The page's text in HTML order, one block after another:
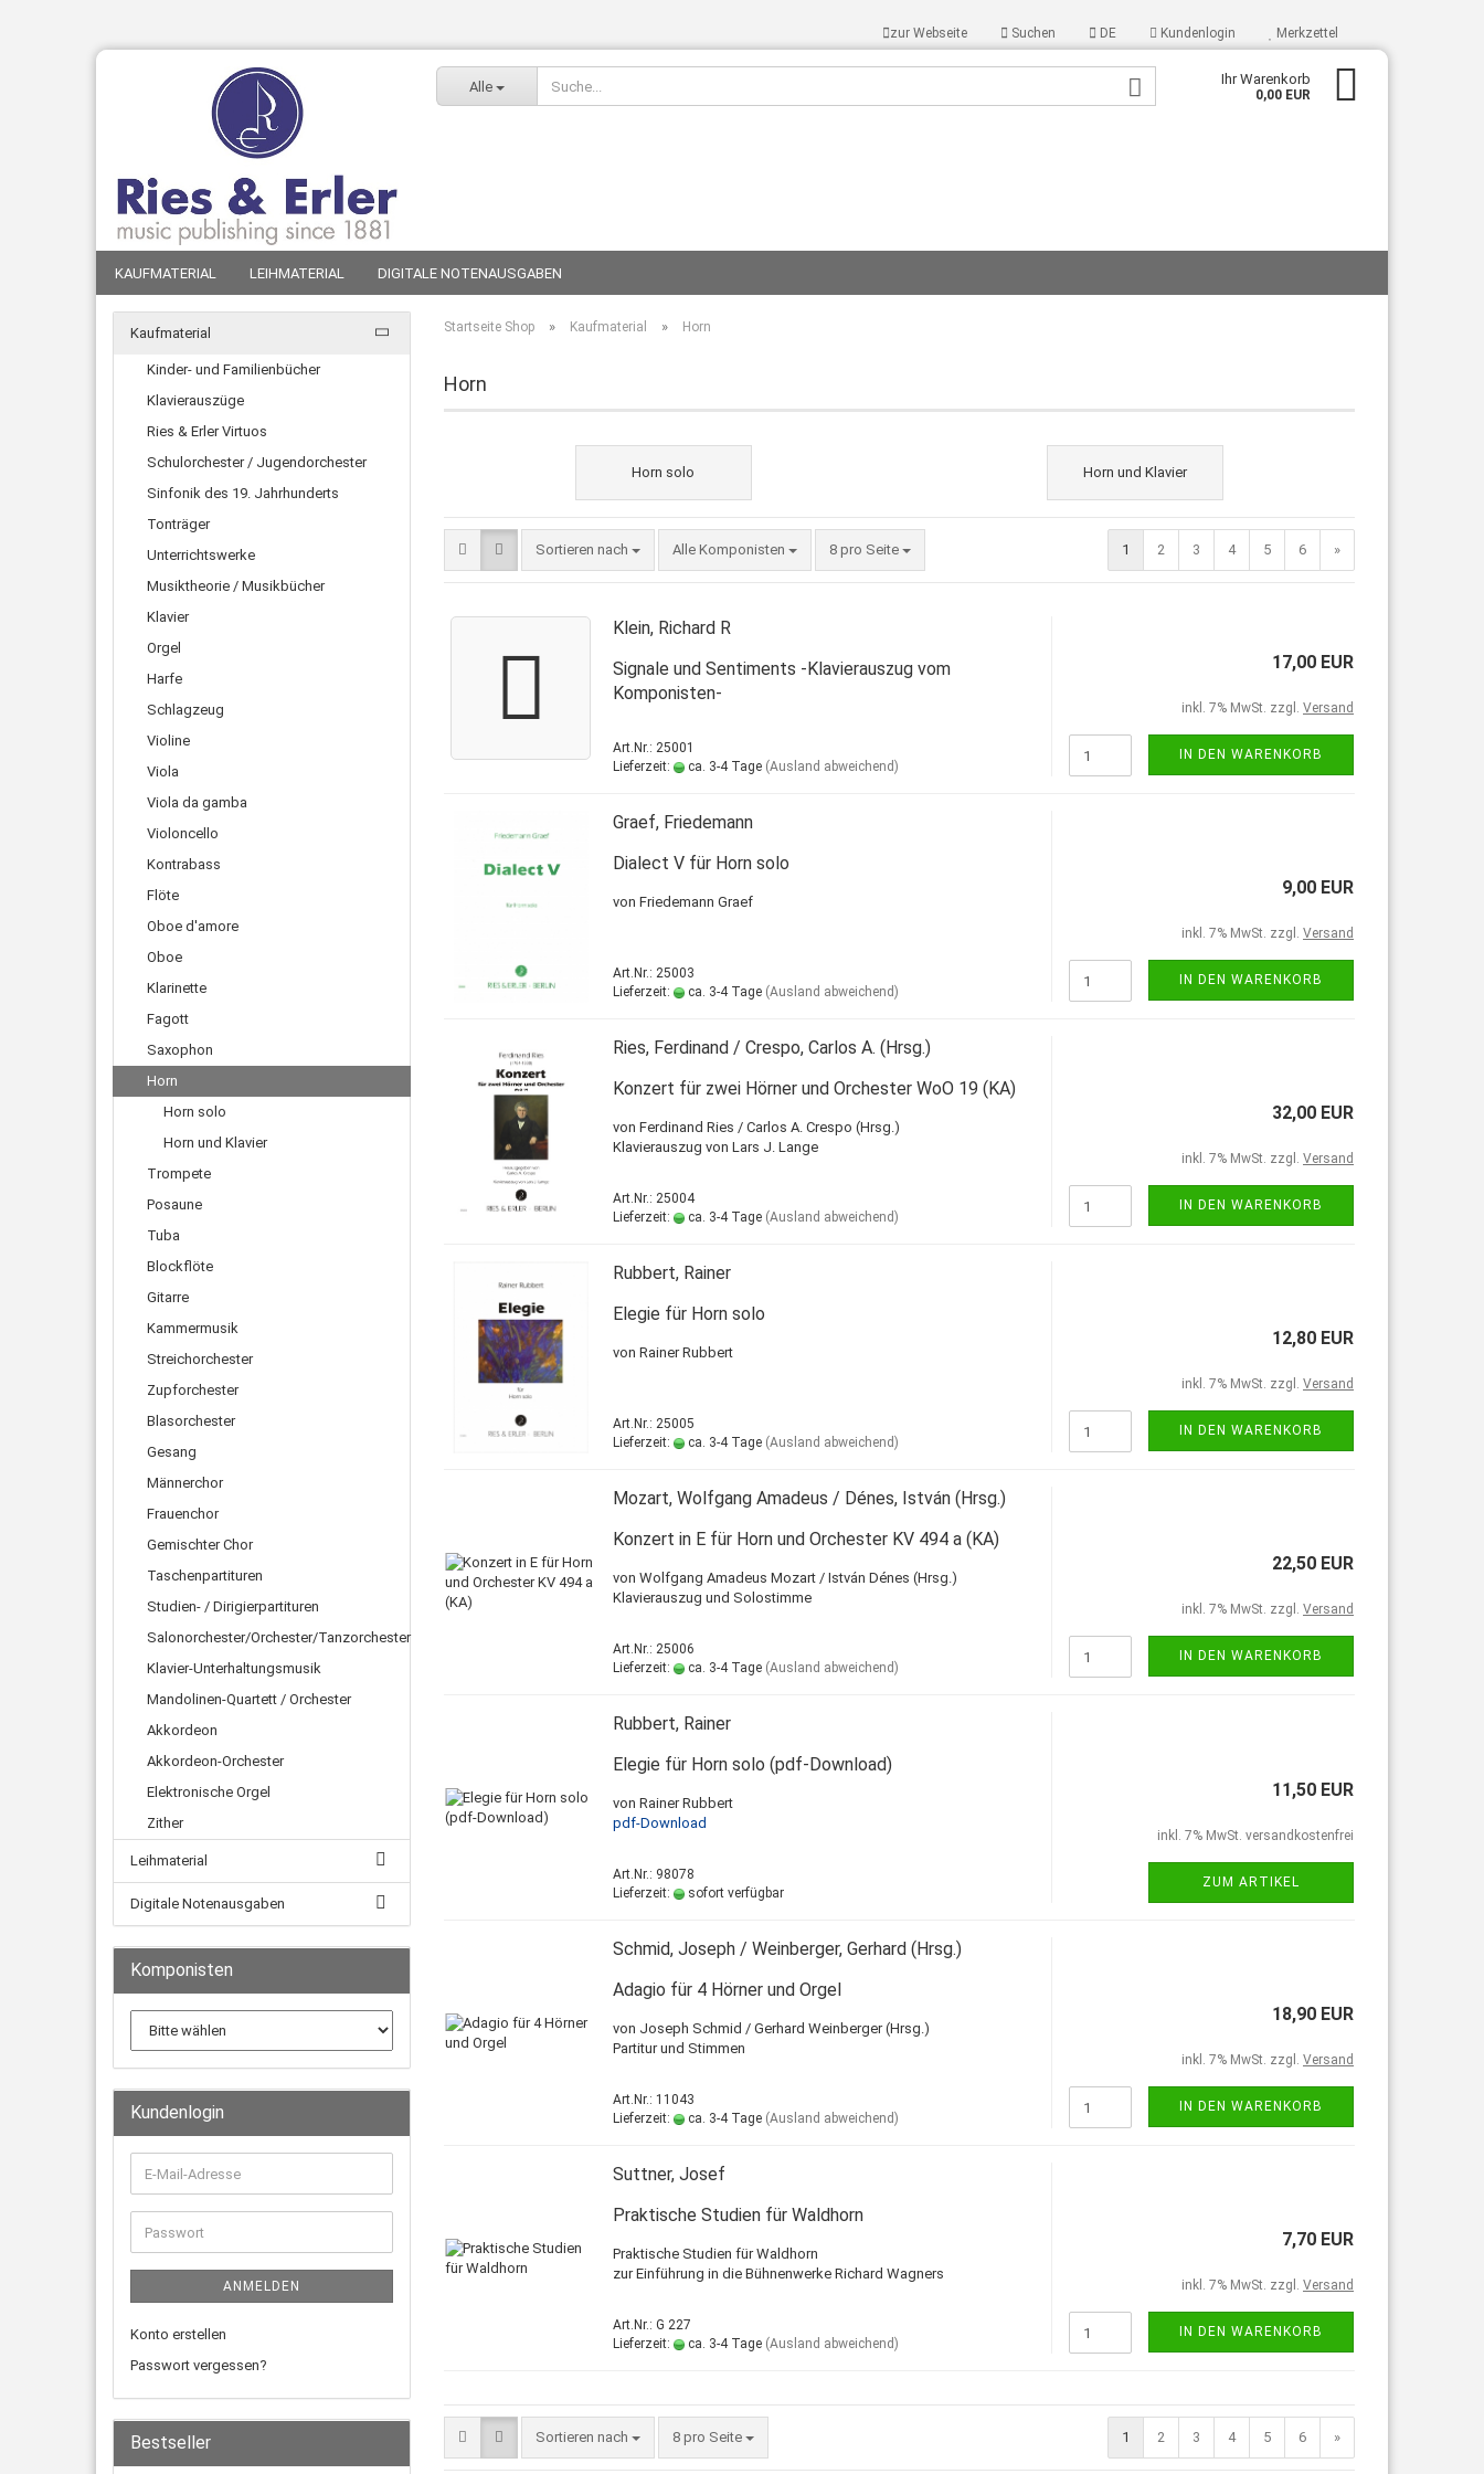
zur Webseite Suchen DE Kundenlogin Merkzettel
Alle Ihr Warenkorb
0,00 EUR
KAUFMATERIAL LEIHMATERIAL DIGITALE NOTENAUSGABEN
Startseite Shop » Kaufmaterial » Horn
Horn
Horn solo Horn und Klavier
Sortieren nach Alle Komponisten 8 pro Seite 1 2 3 4 5 6 »
Klein, Richard R
Signale und Sentiments -Klavierauszug vom
Komponisten-
Art.Nr.: 25001
Lieferzeit:
ca. 3-4 Tage (Ausland abweichend)
17,00 EUR
inkl. 7% MwSt. zzgl. Versand
IN DEN WARENKORB
Graef, Friedemann
Dialect V für Horn solo
von Friedemann Graef
Art.Nr.: 25003
Lieferzeit:
ca. 3-4 Tage (Ausland abweichend)
9,00 EUR
inkl. 7% MwSt. zzgl. Versand
IN DEN WARENKORB
Ries, Ferdinand / Crespo, Carlos A. (Hrsg.)
Konzert für zwei Hörner und Orchester WoO 19 (KA)
von Ferdinand Ries / Carlos A. Crespo (Hrsg.)
Klavierauszug von Lars J. Lange
Art.Nr.: 25004
Lieferzeit:
ca. 3-4 Tage (Ausland abweichend)
32,00 EUR
inkl. 7% MwSt. zzgl. Versand
IN DEN WARENKORB
Rubbert, Rainer
Elegie für Horn solo
​von Rainer Rubbert
Art.Nr.: 25005
Lieferzeit:
ca. 3-4 Tage (Ausland abweichend)
12,80 EUR
inkl. 7% MwSt. zzgl. Versand
IN DEN WARENKORB
Mozart, Wolfgang Amadeus / Dénes, István (Hrsg.)
Konzert in E für Horn und Orchester KV 494 a (KA)
von Wolfgang Amadeus Mozart / István Dénes (Hrsg.)
Klavierauszug und Solostimme
Art.Nr.: 25006
Lieferzeit:
ca. 3-4 Tage (Ausland abweichend)
22,50 EUR
inkl. 7% MwSt. zzgl. Versand
IN DEN WARENKORB
Rubbert, Rainer
Elegie für Horn solo (pdf-Download)
von Rainer Rubbert
pdf-Download
Art.Nr.: 98078
Lieferzeit:
sofort verfügbar
11,50 EUR
inkl. 7% MwSt. versandkostenfrei
ZUM ARTIKEL
Schmid, Joseph / Weinberger, Gerhard (Hrsg.)
Adagio für 4 Hörner und Orgel
von Joseph Schmid / Gerhard Weinberger (Hrsg.)
Partitur und Stimmen
Art.Nr.: 11043
Lieferzeit:
ca. 3-4 Tage (Ausland abweichend)
18,90 EUR
inkl. 7% MwSt. zzgl. Versand
IN DEN WARENKORB
Suttner, Josef
Praktische Studien für Waldhorn
Praktische Studien für Waldhorn
zur Einführung in die Bühnenwerke Richard Wagners
Art.Nr.: G 227
Lieferzeit:
ca. 3-4 Tage (Ausland abweichend)
7,70 EUR
inkl. 7% MwSt. zzgl. Versand
IN DEN WARENKORB
Sortieren nach 8 pro Seite 1 2 3 4 5 6 »
Kaufmaterial
Kinder- und Familienbücher
Klavierauszüge
Ries & Erler Virtuos
Schulorchester / Jugendorchester
Sinfonik des 19. Jahrhunderts
Tonträger
Unterrichtswerke
Musiktheorie / Musikbücher
Klavier
Orgel
Harfe
Schlagzeug
Violine
Viola
Viola da gamba
Violoncello
Kontrabass
Flöte
Oboe d'amore
Oboe
Klarinette
Fagott
Saxophon
Horn
Horn solo
Horn und Klavier
Trompete
Posaune
Tuba
Blockflöte
Gitarre
Kammermusik
Streichorchester
Zupforchester
Blasorchester
Gesang
Männerchor
Frauenchor
Gemischter Chor
Taschenpartituren
Studien- / Dirigierpartituren
Salonorchester/Orchester/Tanzorchester
Klavier-Unterhaltungsmusik
Mandolinen-Quartett / Orchester
Akkordeon
Akkordeon-Orchester
Elektronische Orgel
Zither
Leihmaterial
Digitale Notenausgaben
Komponisten
Kundenlogin
ANMELDEN
Konto erstellen
Passwort vergessen?
Bestseller